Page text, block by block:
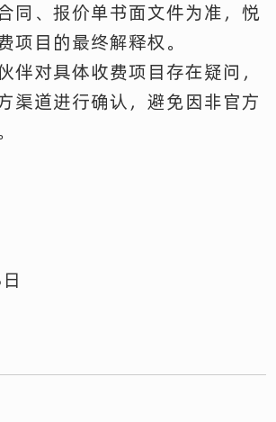
同、报价单书面文件为准，悦
项目的最终解释权。
伴对具体收费项目存在疑问，
渠道进行确认，避免因非官方